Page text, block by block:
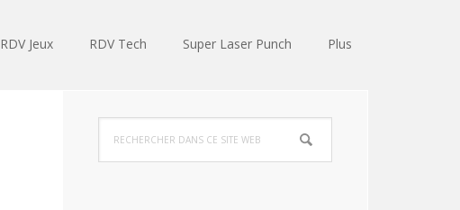
RDV Jeux RDV Tech Super Laser Punch Plus
Barre
latérale
dans
ce